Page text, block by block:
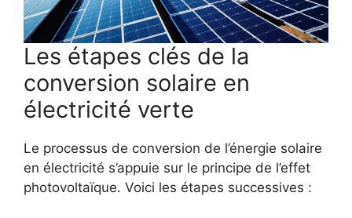
Les étapes clés de la
conversion solaire en
électricité verte
Le processus de conversion de l’énergie solaire
en électricité s’appuie sur le principe de l’effet
photovoltaïque. Voici les étapes successives :